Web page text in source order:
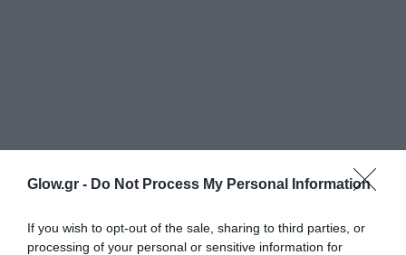
Glow.gr - Do Not Process My Personal Information
If you wish to opt-out of the sale, sharing to third parties, or
processing of your personal or sensitive information for